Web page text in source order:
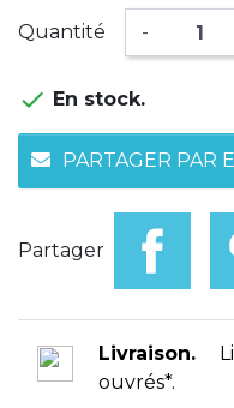
Quantité -
 En stock.
PARTAGER PAR
Partager
Livraison.
ouvrés*.